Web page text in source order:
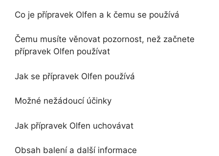
Co je přípravek Olfen a k čemu se používá
Čemu musíte věnovat pozornost, než začnete
přípravek Olfen používat
Jak se přípravek Olfen používá
Možné nežádoucí účinky
Jak přípravek Olfen uchovávat
Obsah balení a další informace